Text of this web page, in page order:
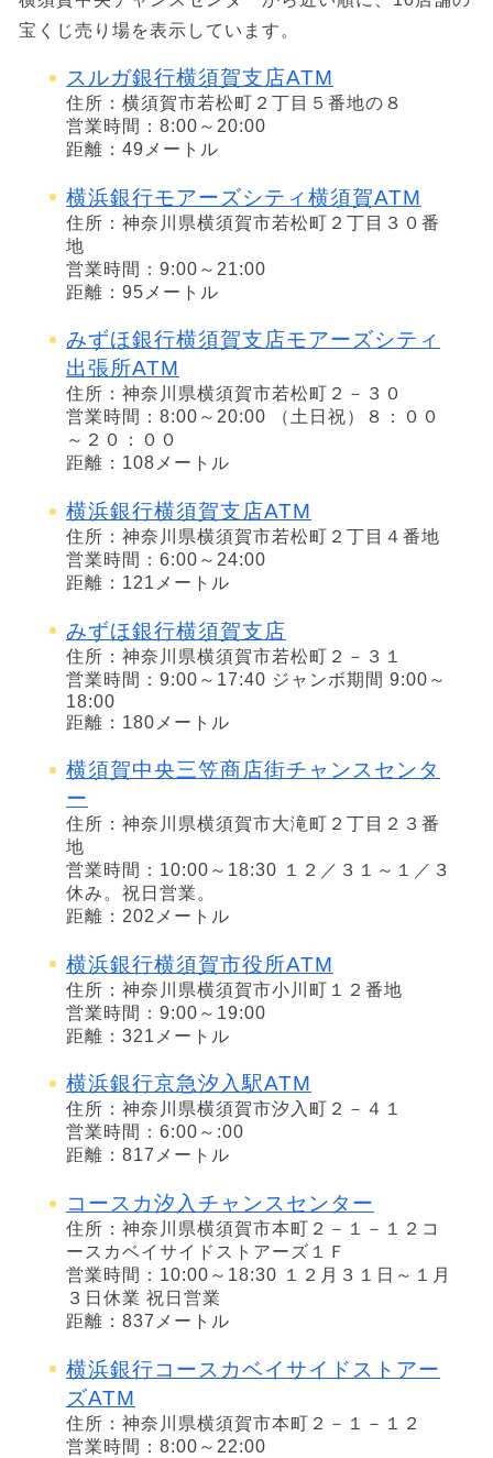
宝くじ売り場を表示しています。
スルガ銀行横須賀支店ATM
住所：横須賀市若松町２丁目５番地の８
営業時間：8:00～20:00
距離：49メートル
横浜銀行モアーズシティ横須賀ATM
住所：神奈川県横須賀市若松町２丁目３０番
地
営業時間：9:00～21:00
距離：95メートル
みずほ銀行横須賀支店モアーズシティ
出張所ATM
住所：神奈川県横須賀市若松町２－３０
営業時間：8:00～20:00 （土日祝）８：００
～２０：００
距離：108メートル
横浜銀行横須賀支店ATM
住所：神奈川県横須賀市若松町２丁目４番地
営業時間：6:00～24:00
距離：121メートル
みずほ銀行横須賀支店
住所：神奈川県横須賀市若松町２－３１
営業時間：9:00～17:40 ジャンボ期間 9:00～
18:00
距離：180メートル
横須賀中央三笠商店街チャンスセンタ
ー
住所：神奈川県横須賀市大滝町２丁目２３番
地
営業時間：10:00～18:30 １２／３１～１／３
休み。祝日営業。
距離：202メートル
横浜銀行横須賀市役所ATM
住所：神奈川県横須賀市小川町１２番地
営業時間：9:00～19:00
距離：321メートル
横浜銀行京急汐入駅ATM
住所：神奈川県横須賀市汐入町２－４１
営業時間：6:00～:00
距離：817メートル
コースカ汐入チャンスセンター
住所：神奈川県横須賀市本町２－１－１２コ
ースカベイサイドストアーズ１Ｆ
営業時間：10:00～18:30 １２月３１日～１月
３日休業 祝日営業
距離：837メートル
横浜銀行コースカベイサイドストアー
ズATM
住所：神奈川県横須賀市本町２－１－１２
営業時間：8:00～22:00